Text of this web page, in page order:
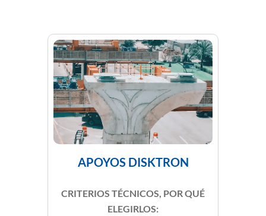
APOYOS DISKTRON
CRITERIOS TÉCNICOS, POR QUÉ
ELEGIRLOS: